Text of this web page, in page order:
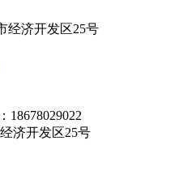
经济开发区25号
18678029022
济开发区25号